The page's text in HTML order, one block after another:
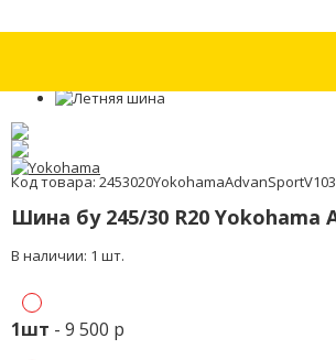
Код товара:
Шина бу 245/30 R20 Yokohama
В наличии: 1 шт.
1шт - 9 500 р